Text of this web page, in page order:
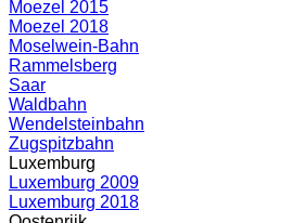
Moezel 2015
Moezel 2018
Moselwein-Bahn
Rammelsberg
Saar
Waldbahn
Wendelsteinbahn
Zugspitzbahn
Luxemburg
Luxemburg 2009
Luxemburg 2018